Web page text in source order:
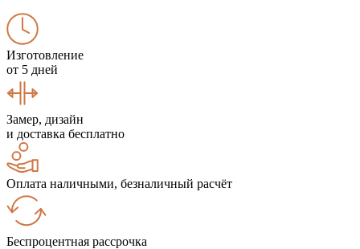
Изготовление
от 5 дней
Замер, дизайн
и доставка бесплатно
Оплата наличными, безналичный расчёт
Беспроцентная рассрочка